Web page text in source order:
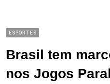
ESPORTES
Brasil tem
nos Jogos